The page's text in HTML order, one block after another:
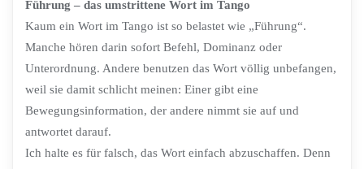
Führung – das umstrittene Wort im Tango
Kaum ein Wort im Tango ist so belastet wie „Führung“.
Manche hören darin sofort Befehl, Dominanz oder
Unterordnung. Andere benutzen das Wort völlig unbefangen,
weil sie damit schlicht meinen: Einer gibt eine
Bewegungsinformation, der andere nimmt sie auf und
antwortet darauf.
Ich halte es für falsch, das Wort einfach abzuschaffen. Denn